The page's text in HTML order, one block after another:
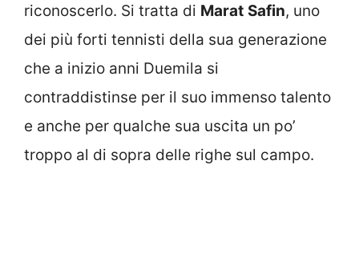
riconoscerlo. Si tratta di Marat Safin, uno
dei più forti tennisti della sua generazione
che a inizio anni Duemila si
contraddistinse per il suo immenso talento
e anche per qualche sua uscita un po’
troppo al di sopra delle righe sul campo.